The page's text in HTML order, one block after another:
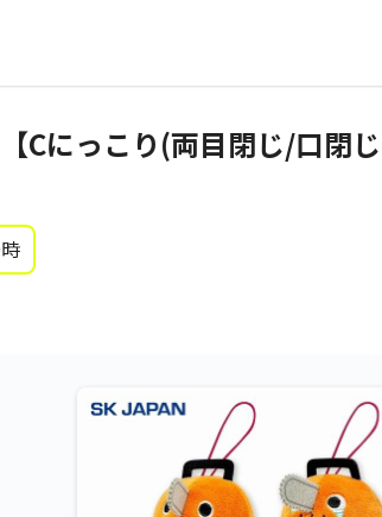
Cにっこり(両目閉じ/口閉